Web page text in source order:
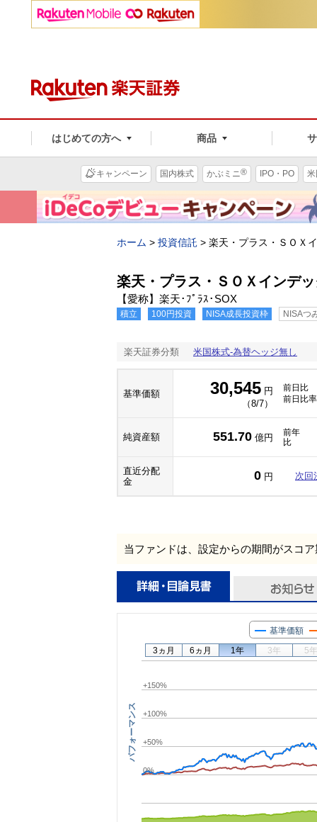
はじめての方へ 商品
キャンペーン 国内株式 かぶミニ® IPO・PO
ホーム > 投資信託 > 楽天・プラス・ＳＯＸ
楽天・プラス・ＳＯＸインデ
【愛称】楽天･ﾌﾟﾗｽ･SOX
積立 100円投資 NISA成長投資枠 NISAつ
楽天証券分類 米国株式-為替ヘッジ無し
基準価額 30,545 円
（8/7）
前日比
前日比率
純資産額 551.70 億円
前年
比
直近分配
金
0 円 次回
当ファンドは、設定からの期間がスコ
パフォーマンス
基準価額
0%
+50%
+100%
+150%
3ヵ月 6ヵ月 1年 3年 5年